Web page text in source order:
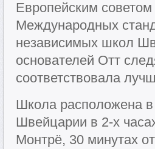
Европейским
Международных
независимых школ
основателей Отт
соответствовала
Школа расположена в
Швейцарии в 2-х
Монтрё, 30 минутах